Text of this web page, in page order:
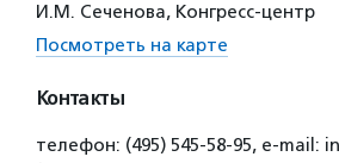
И.М. Сеченова, Конгресс-центр
Посмотреть на карте
Контакты
телефон: (495) 545-58-95, ​e-mail: